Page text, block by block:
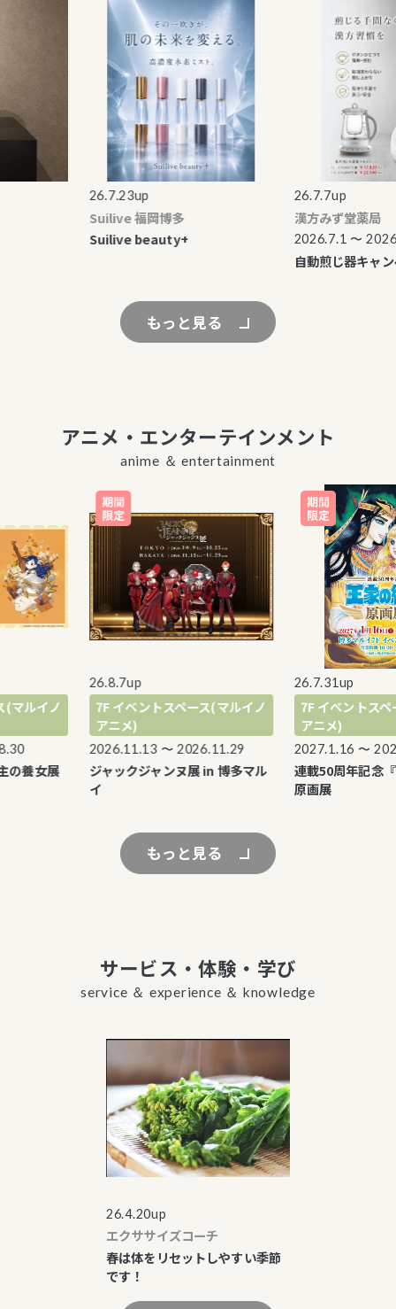
26.7.23up
Suilive 福岡博多
Suilive beauty+
26.7.7up
漢方みず堂薬局
2026.7.1 〜
自動煎じ器キャン
もっと見る
アニメ・エンターテインメント
anime ＆ entertainment
ルイノ
養女展
26.8.7up
7F イベントスペース(マルイノ
アニメ)
2026.11.13 〜 2026.11.29
ジャックジャンヌ展 in 博多マル
26.7.31up
7F イベントスペ
アニメ)
2027.1.16 〜
連載50周年記念『
原画展
もっと見る
サービス・体験・学び
service ＆ experience ＆ knowledge
26.4.20up
エクササイズコーチ
春は体をリセットしやすい季節
です！